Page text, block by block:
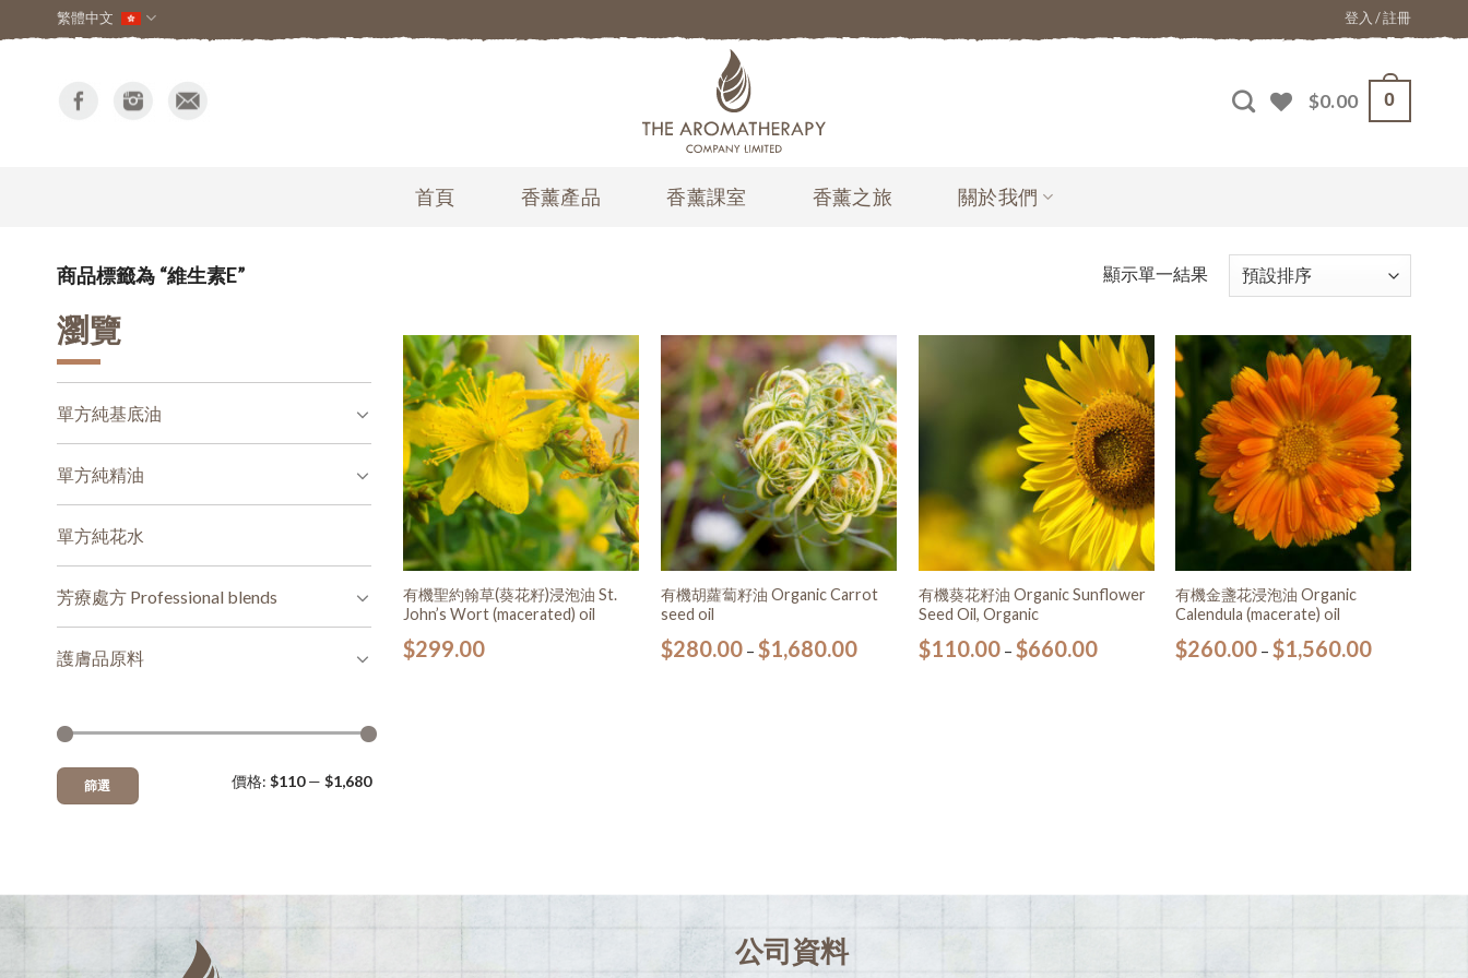
繁體中文 登入 / 註冊
$0.00 0
首頁 香薰產品 香薰課室 香薰之旅 關於我們
商品標籤為 “維生素E” 顯示單一結果
瀏覽
單方純基底油
單方純精油
單方純花水
芳療處方 Professional blends
護膚品原料
篩選 價格: $110— $1,680
加入
願望
清單
有機聖約翰草(葵花籽)浸泡油 St.
John’s Wort (macerated) oil
$299.00
加入
願望
清單
有機胡蘿蔔籽油 Organic Carrot
seed oil
$280.00– $1,680.00
加入
願望
清單
有機葵花籽油 Organic Sunflower
Seed Oil, Organic
$110.00– $660.00
加入
願望
清單
有機金盞花浸泡油 Organic
Calendula (macerate) oil
$260.00 –$1,560.00
公司資料